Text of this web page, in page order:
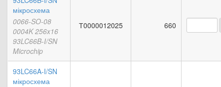
мікросхема
0066-SO-08
0004K 256x16
93LC66B-I/SN
Microchip
Т0000012025 660
93LC66A-I/SN
мікросхема